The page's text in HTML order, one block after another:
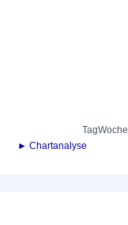
TagWoche
► Chartanalyse